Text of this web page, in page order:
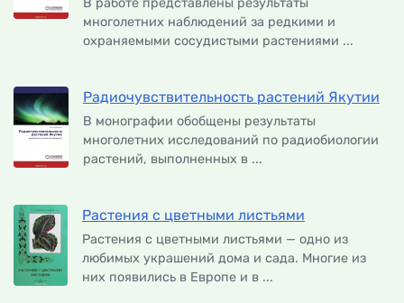
многолетних наблюдений за редкими и
охраняемыми сосудистыми растениями ...
Радиочувствительность растений Якутии
В монографии обобщены результаты
многолетних исследований по радиобиологии
растений, выполненных в ...
Растения с цветными листьями
Растения с цветными листьями — одно из
любимых украшений дома и сада. Многие из
них появились в Европе и в ...